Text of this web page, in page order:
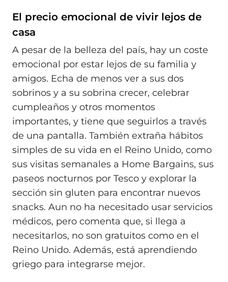
El precio emocional de vivir lejos de
casa
A pesar de la belleza del país, hay un coste
emocional por estar lejos de su familia y
amigos. Echa de menos ver a sus dos
sobrinos y a su sobrina crecer, celebrar
cumpleaños y otros momentos
importantes, y tiene que seguirlos a través
de una pantalla. También extraña hábitos
simples de su vida en el Reino Unido, como
sus visitas semanales a Home Bargains, sus
paseos nocturnos por Tesco y explorar la
sección sin gluten para encontrar nuevos
snacks. Aun no ha necesitado usar servicios
médicos, pero comenta que, si llega a
necesitarlos, no son gratuitos como en el
Reino Unido. Además, está aprendiendo
griego para integrarse mejor.